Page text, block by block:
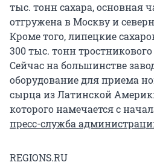
тыс. тонн сахара, основная
отгружена в Москву и
Кроме того, липецкие
300 тыс. тонн тростникового
Сейчас на большинстве
оборудование для приема
сырца из Латинской
которого намечается с
пресс-служба
REGIONS.RU